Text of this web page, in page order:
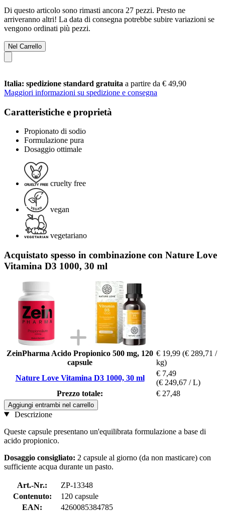
Di questo articolo sono rimasti ancora 27 pezzi. Presto ne
arriveranno altri! La data di consegna potrebbe subire variazioni se
vengono ordinati più pezzi.
Nel Carrello
Italia: spedizione standard gratuita a partire da € 49,90
Maggiori informazioni su spedizione e consegna
Caratteristiche e proprietà
Propionato di sodio
Formulazione pura
Dosaggio ottimale
cruelty free
vegan
vegetariano
Acquistato spesso in combinazione con Nature Love
Vitamina D3 1000, 30 ml
ZeinPharma Acido Propionico 500 mg, 120
capsule
€ 19,99 (€ 289,71 /
kg)
Nature Love Vitamina D3 1000, 30 ml
€ 7,49
(€ 249,67 / L)
Prezzo totale:
€ 27,48
Aggiungi entrambi nel carrello
Descrizione
Queste capsule presentano un'equilibrata formulazione a base di
acido propionico.
Dosaggio consigliato: 2 capsule al giorno (da non masticare) con
sufficiente acqua durante un pasto.
Art.-Nr.:
ZP-13348
Contenuto:
120 capsule
EAN:
4260085384785